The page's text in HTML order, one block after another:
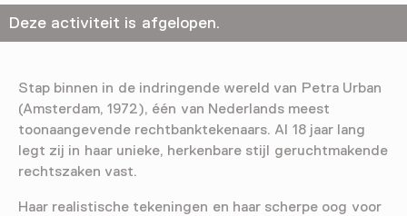
Deze activiteit is afgelopen.
Stap binnen in de indringende wereld van Petra Urban
(Amsterdam, 1972), één van Nederlands meest
toonaangevende rechtbanktekenaars. Al 18 jaar lang
legt zij in haar unieke, herkenbare stijl geruchtmakende
rechtszaken vast.
Haar realistische tekeningen en haar scherpe oog voor